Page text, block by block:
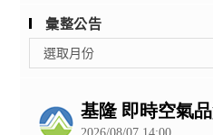
彙整公告
整
選取月份